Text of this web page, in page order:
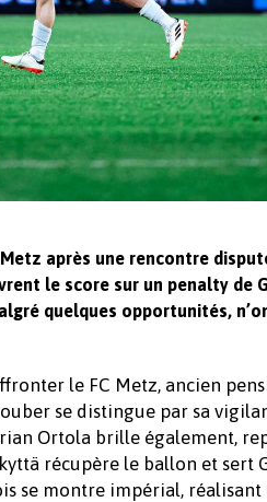
Metz après une rencontre
le score sur un penalty de
quelques opportunités,
le FC Metz, ancien
se distingue par sa
Ortola brille également,
récupère le ballon et sert
se montre impérial,